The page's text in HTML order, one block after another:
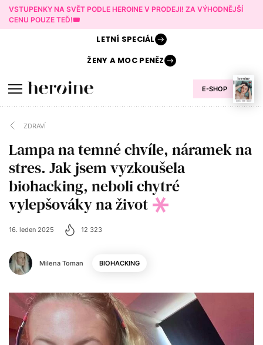
VSTUPENKY NA SVĚT PODLE HEROINE V PRODEJI! ZA VÝHODNĚJŠÍ
CENU POUZE TEĎ!🎟️
E-SHOP
LETNÍ SPECIÁL
ŽENY AMOC PENĚZ
ZDRAVÍ
Lampa na temné chvíle, náramek na
stres. Jak jsem vyzkoušela
biohacking, neboli chytré
vylepšováky na život
Milena Toman
16. leden 2025 12 323
BIOHACKING